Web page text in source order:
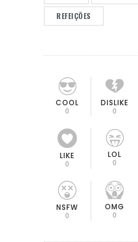
REFEIÇÕES
COOL
0
DISLIKE
0
LIKE
0
LOL
0
NSFW
0
OMG
0